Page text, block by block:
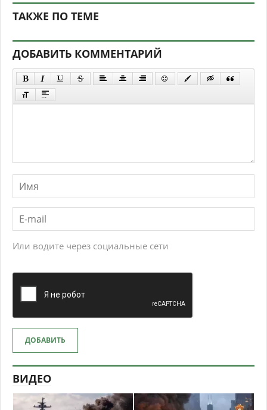
ТАКЖЕ ПО ТЕМЕ
ДОБАВИТЬ КОММЕНТАРИЙ
Или водите через социальные сети
ДОБАВИТЬ
ВИДЕО